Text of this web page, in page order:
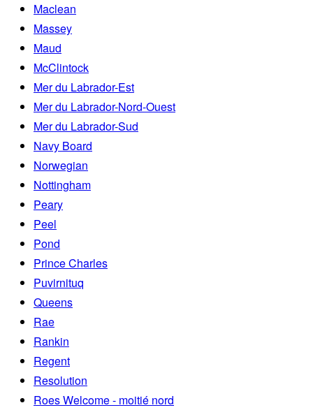
Maclean
Massey
Maud
McClintock
Mer du Labrador-Est
Mer du Labrador-Nord-Ouest
Mer du Labrador-Sud
Navy Board
Norwegian
Nottingham
Peary
Peel
Pond
Prince Charles
Puvirnituq
Queens
Rae
Rankin
Regent
Resolution
Roes Welcome - moitié nord